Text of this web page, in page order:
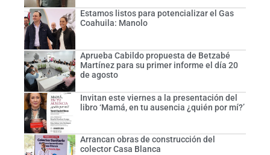
Estamos listos para potencializar el Gas
Coahuila: Manolo
Aprueba Cabildo propuesta de Betzabé
Martínez para su primer informe el día 20
de agosto
Invitan este viernes a la presentación del
libro ‘Mamá, en tu ausencia ¿quién por mí?’
Arrancan obras de construcción del
colector Casa Blanca